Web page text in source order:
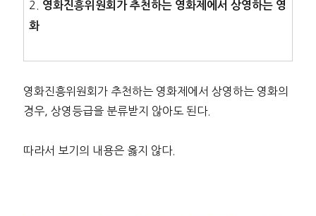
2.
영화진흥위원회가 추천하는 영화제에서 상영하는 영
화
영화진흥위원회가 추천하는 영화제에서 상영하는 영화의
경우, 상영등급을 분류받지 않아도 된다.
따라서 보기의 내용은 옳지 않다.